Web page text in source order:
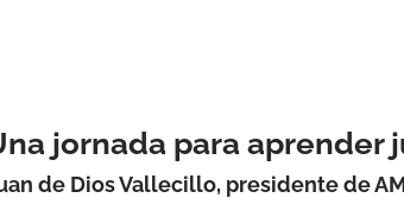
jornada para aprender
de Dios Vallecillo, presidente de